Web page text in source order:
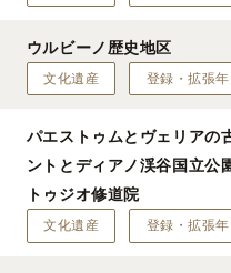
ウルビーノ歴史地区
文化遺産 登録・拡張
パエストゥムとヴェリアの
ントとディアノ渓谷国立公
トゥジオ修道院
文化遺産 登録・拡張